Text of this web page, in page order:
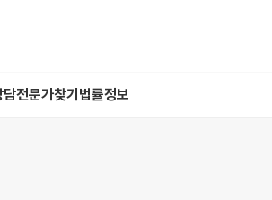
담전문가찾기 법률정보